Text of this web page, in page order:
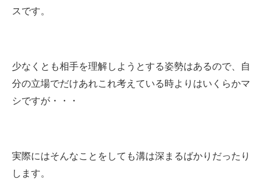
スです。
少なくとも相手を理解しようとする姿勢はあるので、自
分の立場でだけあれこれ考えている時よりはいくらかマ
シですが・・・
実際にはそんなことをしても溝は深まるばかりだったり
します。